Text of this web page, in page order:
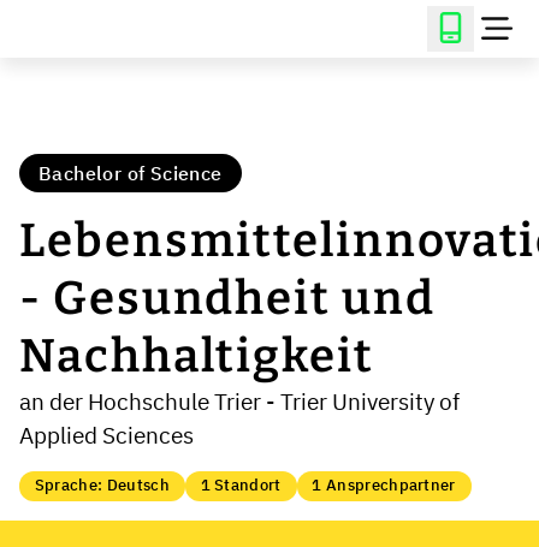
Bachelor of Science
- Gesundheit und
Nachhaltigkeit
an der Hochschule Trier - Trier University of
Applied Sciences
Sprache: Deutsch 1 Standort 1 Ansprechpartner